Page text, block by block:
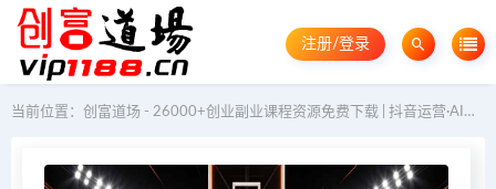
注册/登录
当前位置： 创富道场 - 26000+创业副业课程资源免费下载 | 抖音运营·AI教程·GEO优化